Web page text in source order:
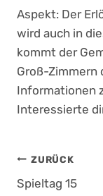
Aspekt: Der
wird auch in
kommt der
Groß-Zimmern
Informationen
Interessierte
ZURÜCK
Spieltag 15